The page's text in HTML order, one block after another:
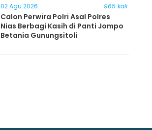
02 Agu 2026 965 kali
Calon Perwira Polri Asal Polres
Nias Berbagi Kasih di Panti Jompo
Betania Gunungsitoli